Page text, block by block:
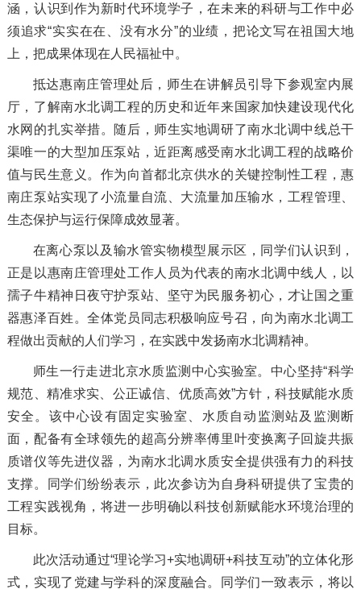
涵，认识到作为新时代环境学子，在未来的科研与工作中必
须追求“实实在在、没有水分”的业绩，把论文写在祖国大地
上，把成果体现在人民福祉中。
抵达惠南庄管理处后，师生在讲解员引导下参观室内展
厅，了解南水北调工程的历史和近年来国家加快建设现代化
水网的扎实举措。随后，师生实地调研了南水北调中线总干
渠唯一的大型加压泵站，近距离感受南水北调工程的战略价
值与民生意义。作为向首都北京供水的关键控制性工程，惠
南庄泵站实现了小流量自流、大流量加压输水，工程管理、
生态保护与运行保障成效显著。
在离心泵以及输水管实物模型展示区，同学们认识到，
正是以惠南庄管理处工作人员为代表的南水北调中线人，以
孺子牛精神日夜守护泵站、坚守为民服务初心，才让国之重
器惠泽百姓。全体党员同志积极响应号召，向为南水北调工
程做出贡献的人们学习，在实践中发扬南水北调精神。
师生一行走进北京水质监测中心实验室。中心坚持“科学
规范、精准求实、公正诚信、优质高效”方针，科技赋能水质
安全。该中心设有固定实验室、水质自动监测站及监测断
面，配备有全球领先的超高分辨率傅里叶变换离子回旋共振
质谱仪等先进仪器，为南水北调水质安全提供强有力的科技
支撑。同学们纷纷表示，此次参访为自身科研提供了宝贵的
工程实践视角，将进一步明确以科技创新赋能水环境治理的
目标。
此次活动通过“理论学习+实地调研+科技互动”的立体化形
式，实现了党建与学科的深度融合。同学们一致表示，将以